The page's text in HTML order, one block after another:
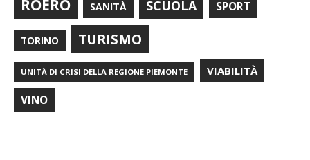
ROERO SANITÀ SCUOLA SPORT
TORINO TURISMO
UNITÀ DI CRISI DELLA REGIONE PIEMONTE VIABILITÀ
VINO